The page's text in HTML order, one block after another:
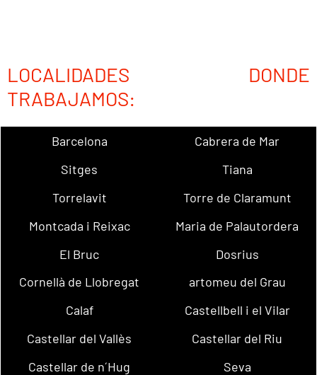
LOCALIDADES DONDE
TRABAJAMOS:
Barcelona
Cabrera de Mar
Sitges
Tiana
Torrelavit
Torre de Claramunt
Montcada i Reixac
Maria de Palautordera
El Bruc
Dosrius
Cornellà de Llobregat
artomeu del Grau
Calaf
Castellbell i el Vilar
Castellar del Vallès
Castellar del Riu
Castellar de n´Hug
Seva